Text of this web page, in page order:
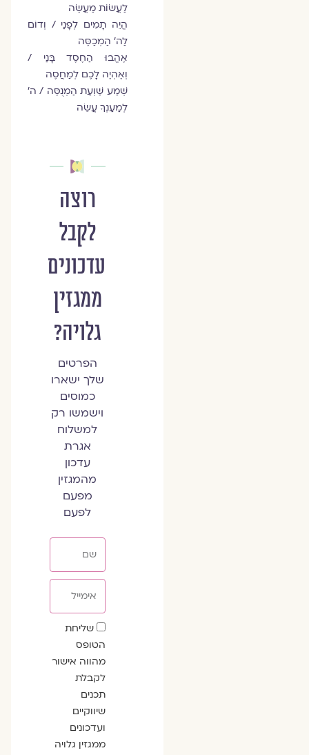
לַעֲשׂוֹת מַעֲשֶׂה
הֱיֵה תָמִים לְפָנַי / וְדוֹם
לַה' הַמְכַסֶּה
אֶהֱבוּ הַחֶסֶד בָּנַי /
וְאֶהְיֶה לָכֶם לְמַחֲסֶה
שְׁמַע שַׁוְעַת הַמְנֻסֶּה / ה'
לְמַעַנְךָ עֲשֵׂה
רוצה
לקבל
עדכונים
ממגזין
גלויה?
הפרטים
שלך ישארו
כמוסים
וישמשו רק
למשלוח
אגרת
עדכון
מהמגזין
מפעם
לפעם
שדה
הסכמה
שליחת
הטופס
מהווה אישור
לקבלת
תכנים
שיווקיים
ועדכונים
ממגזין גלויה